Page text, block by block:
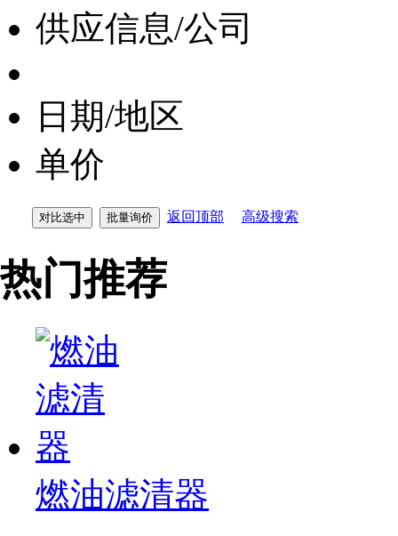
供应信息/公司
日期/地区
单价
返回顶部 高级搜索
热门推荐
燃油滤清器